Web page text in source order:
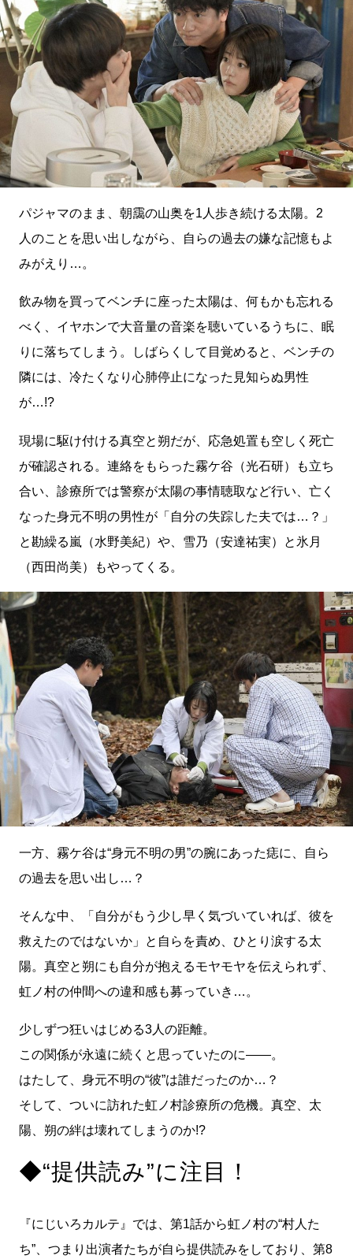
パジャマのまま、朝靄の山奥を1人歩き続ける太陽。2
人のことを思い出しながら、自らの過去の嫌な記憶もよ
みがえり…。
飲み物を買ってベンチに座った太陽は、何もかも忘れる
べく、イヤホンで大音量の音楽を聴いているうちに、眠
りに落ちてしまう。しばらくして目覚めると、ベンチの
隣には、冷たくなり心肺停止になった見知らぬ男性
が…!?
現場に駆け付ける真空と朔だが、応急処置も空しく死亡
が確認される。連絡をもらった霧ケ谷（光石研）も立ち
合い、診療所では警察が太陽の事情聴取など行い、亡く
なった身元不明の男性が「自分の失踪した夫では…？」
と勘繰る嵐（水野美紀）や、雪乃（安達祐実）と氷月
（西田尚美）もやってくる。
一方、霧ケ谷は“身元不明の男”の腕にあった痣に、自ら
の過去を思い出し…？
そんな中、「自分がもう少し早く気づいていれば、彼を
救えたのではないか」と自らを責め、ひとり涙する太
陽。真空と朔にも自分が抱えるモヤモヤを伝えられず、
虹ノ村の仲間への違和感も募っていき…。
少しずつ狂いはじめる3人の距離。
この関係が永遠に続くと思っていたのに――。
はたして、身元不明の“彼”は誰だったのか…？
そして、ついに訪れた虹ノ村診療所の危機。真空、太
陽、朔の絆は壊れてしまうのか!?
◆“提供読み”に注目！
『にじいろカルテ』では、第1話から虹ノ村の“村人た
ち”、つまり出演者たちが自ら提供読みをしており、第8